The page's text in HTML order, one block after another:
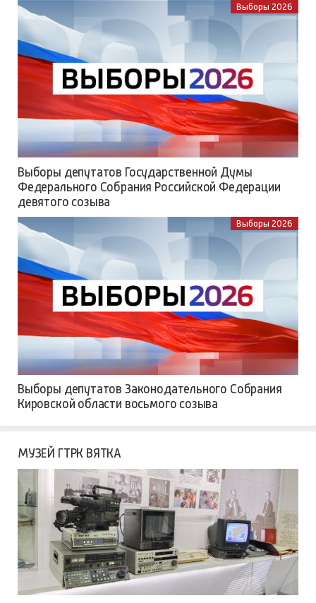
Выборы 2026
Выборы депутатов Государственной Думы
Федерального Собрания Российской Федерации
девятого созыва
Выборы 2026
Выборы депутатов Законодательного Собрания
Кировской области восьмого созыва
МУЗЕЙ ГТРК ВЯТКА